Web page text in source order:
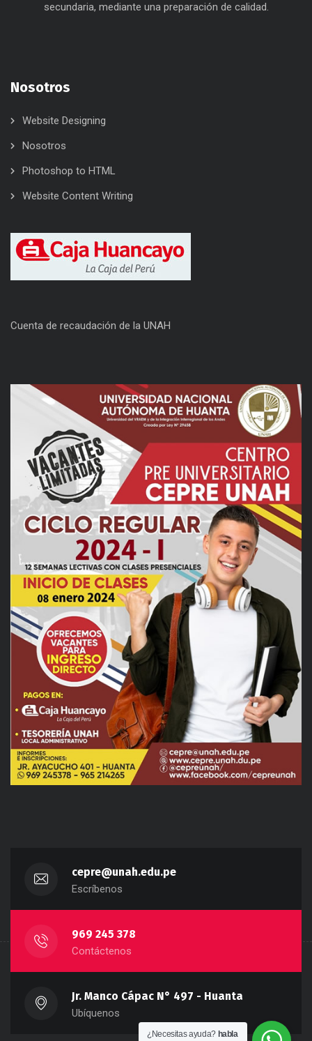
secundaria, mediante una preparación de calidad.
Nosotros
Website Designing
Nosotros
Photoshop to HTML
Website Content Writing
Cuenta de recaudación de la UNAH
cepre@unah.edu.pe
Escríbenos
969 245 378
Contáctenos
Jr. Manco Cápac N° 497 - Huanta
Ubíquenos
¿Necesitas ayuda? habla